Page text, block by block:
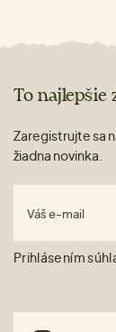
To najlepšie
Zaregistrujte sa
žiadna novinka.
Váš e-mail
Prihlásením